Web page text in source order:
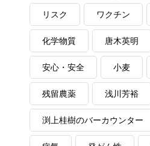
リスク ワクチン
化学物質 唐木英明
安心・安全 小麦
残留農薬 浅川芳裕
渕上桂樹のバーカウンター